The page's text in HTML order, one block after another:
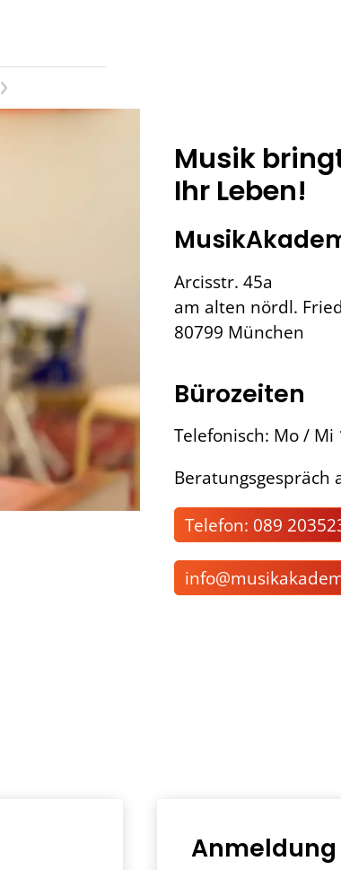
>
Musik
Ihr Leben!
Arcisstr. 45a
am alten nördl.
80799 München
Bürozeiten
Telefonisch: Mo / Mi
Beratungsgespräch
Telefon: 089
nf m s k k d
Anmeldung